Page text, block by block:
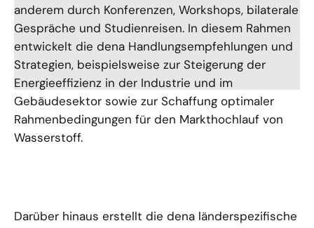
anderem durch Konferenzen, Workshops, bilaterale
Gespräche und Studienreisen. In diesem Rahmen
entwickelt die dena Handlungsempfehlungen und
Strategien, beispielsweise zur Steigerung der
Energieeffizienz in der Industrie und im
Gebäudesektor sowie zur Schaffung optimaler
Rahmenbedingungen für den Markthochlauf von
Wasserstoff.
Darüber hinaus erstellt die dena länderspezifische